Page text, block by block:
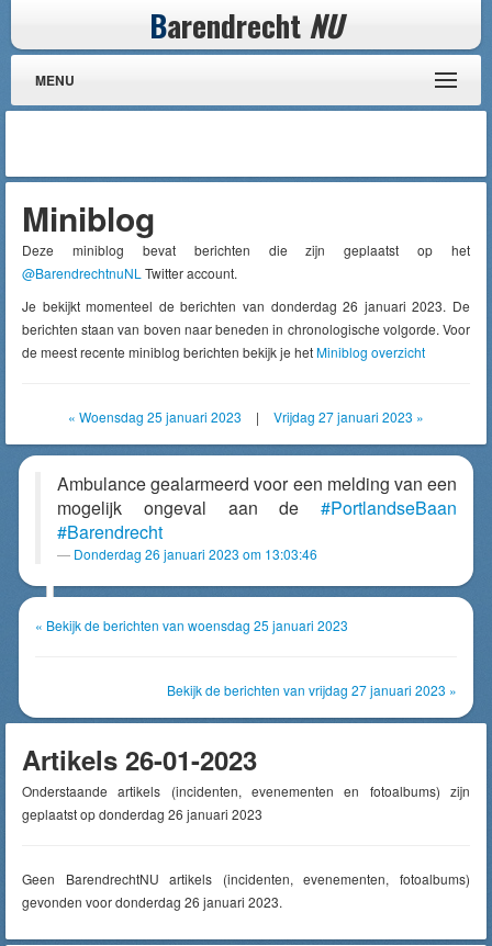
Barendrecht NU
MENU
Miniblog
Deze miniblog bevat berichten die zijn geplaatst op het
@BarendrechtnuNL Twitter account.
Je bekijkt momenteel de berichten van donderdag 26 januari 2023. De
berichten staan van boven naar beneden in chronologische volgorde. Voor
de meest recente miniblog berichten bekijk je hetMiniblog overzicht
« Woensdag 25 januari 2023 | Vrijdag 27 januari 2023 »
Ambulance gealarmeerd voor een melding van een
mogelijk ongeval aan de #PortlandseBaan
#Barendrecht
Donderdag 26 januari 2023 om 13:03:46
« Bekijk de berichten van woensdag 25 januari 2023
Bekijk de berichten van vrijdag 27 januari 2023 »
Artikels 26-01-2023
Onderstaande artikels (incidenten, evenementen en fotoalbums) zijn
geplaatst op donderdag 26 januari 2023
Geen BarendrechtNU artikels (incidenten, evenementen, fotoalbums)
gevonden voor donderdag 26 januari 2023.